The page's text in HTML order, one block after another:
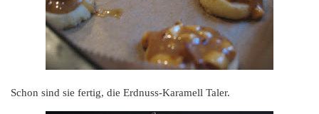
Schon sind sie fertig, die Erdnuss-Karamell Taler.